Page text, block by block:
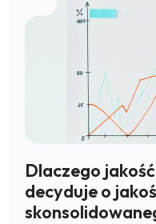
Dlaczego
decyduje o